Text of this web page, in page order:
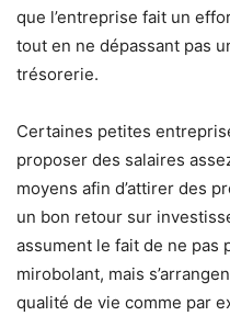
que l’entreprise fait un
tout en ne dépassant pas
trésorerie.
Certaines petites
proposer des salaires
moyens afin d’attirer des
un bon retour sur
assument le fait de ne pas
mirobolant, mais
qualité de vie comme par